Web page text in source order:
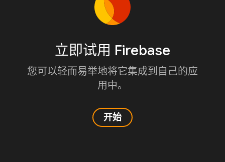
立即试用 Firebase
您可以轻而易举地将它集成到自己的应
用中。
开始